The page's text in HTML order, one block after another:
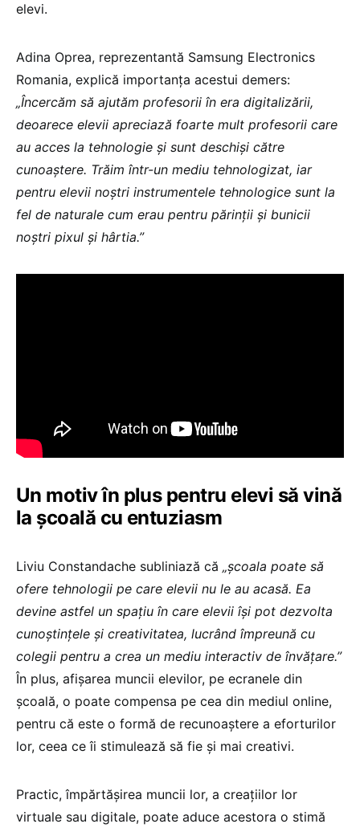
elevi.
Adina Oprea, reprezentantă Samsung Electronics
Romania, explică importanța acestui demers:
„Încercăm să ajutăm profesorii în era digitalizării,
deoarece elevii apreciază foarte mult profesorii care
au acces la tehnologie și sunt deschiși către
cunoaștere. Trăim într-un mediu tehnologizat, iar
pentru elevii noștri instrumentele tehnologice sunt la
fel de naturale cum erau pentru părinții și bunicii
noștri pixul și hârtia.”
Un motiv în plus pentru elevi să vină
la școală cu entuziasm
Liviu Constandache subliniază că „școala poate să
ofere tehnologii pe care elevii nu le au acasă. Ea
devine astfel un spațiu în care elevii își pot dezvolta
cunoștințele și creativitatea, lucrând împreună cu
colegii pentru a crea un mediu interactiv de învățare.”
În plus, afișarea muncii elevilor, pe ecranele din
școală, o poate compensa pe cea din mediul online,
pentru că este o formă de recunoaștere a eforturilor
lor, ceea ce îi stimulează să fie și mai creativi.
Practic, împărtășirea muncii lor, a creațiilor lor
virtuale sau digitale, poate aduce acestora o stimă